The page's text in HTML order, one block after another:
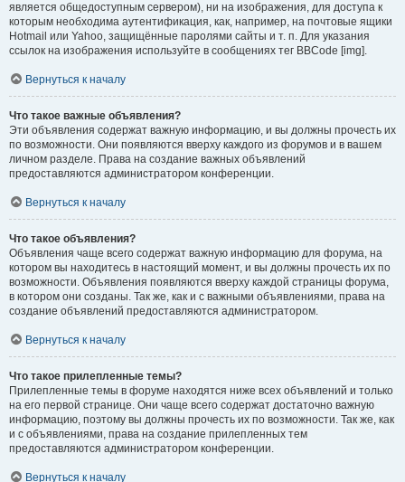
является общедоступным сервером), ни на изображения, для доступа к
которым необходима аутентификация, как, например, на почтовые ящики
Hotmail или Yahoo, защищённые паролями сайты и т. п. Для указания
ссылок на изображения используйте в сообщениях тег BBCode [img].
Вернуться к началу
Что такое важные объявления?
Эти объявления содержат важную информацию, и вы должны прочесть их
по возможности. Они появляются вверху каждого из форумов и в вашем
личном разделе. Права на создание важных объявлений
предоставляются администратором конференции.
Вернуться к началу
Что такое объявления?
Объявления чаще всего содержат важную информацию для форума, на
котором вы находитесь в настоящий момент, и вы должны прочесть их по
возможности. Объявления появляются вверху каждой страницы форума,
в котором они созданы. Так же, как и с важными объявлениями, права на
создание объявлений предоставляются администратором.
Вернуться к началу
Что такое прилепленные темы?
Прилепленные темы в форуме находятся ниже всех объявлений и только
на его первой странице. Они чаще всего содержат достаточно важную
информацию, поэтому вы должны прочесть их по возможности. Так же, как
и с объявлениями, права на создание прилепленных тем
предоставляются администратором конференции.
Вернуться к началу